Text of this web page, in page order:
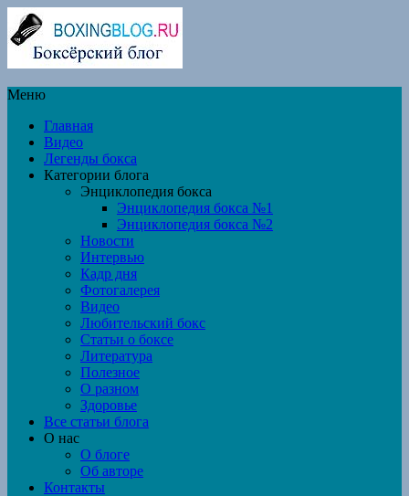
Меню
Главная
Видео
Легенды бокса
Категории блога
Энциклопедия бокса
Энциклопедия бокса №1
Энциклопедия бокса №2
Новости
Интервью
Кадр дня
Фотогалерея
Видео
Любительский бокс
Статьи о боксе
Литература
Полезное
О разном
Здоровье
Все статьи блога
О нас
О блоге
Об авторе
Контакты